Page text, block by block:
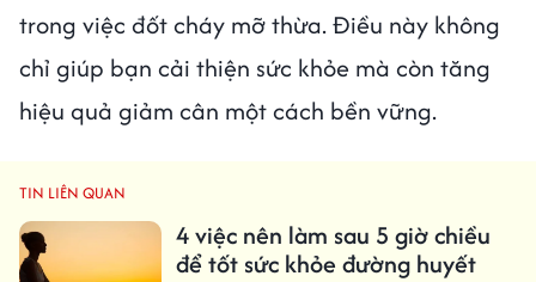
trong việc đốt cháy mỡ thừa. Điều này không
chỉ giúp bạn cải thiện sức khỏe mà còn tăng
hiệu quả giảm cân một cách bền vững.
TIN LIÊN QUAN
4 việc nên làm sau 5 giờ chiều
để tốt sức khỏe đường huyết